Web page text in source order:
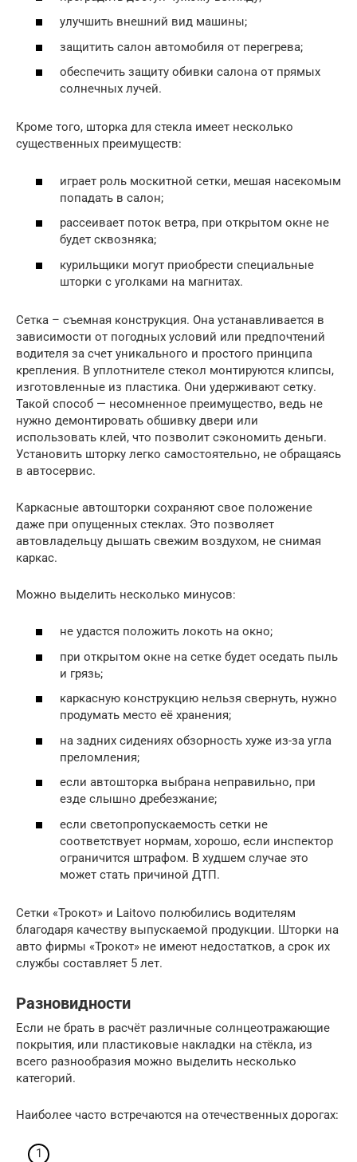
улучшить внешний вид машины;
защитить салон автомобиля от перегрева;
обеспечить защиту обивки салона от прямых
солнечных лучей.
Кроме того, шторка для стекла имеет несколько
существенных преимуществ:
играет роль москитной сетки, мешая насекомым
попадать в салон;
рассеивает поток ветра, при открытом окне не
будет сквозняка;
курильщики могут приобрести специальные
шторки с уголками на магнитах.
Сетка – съемная конструкция. Она устанавливается в
зависимости от погодных условий или предпочтений
водителя за счет уникального и простого принципа
крепления. В уплотнителе стекол монтируются клипсы,
изготовленные из пластика. Они удерживают сетку.
Такой способ — несомненное преимущество, ведь не
нужно демонтировать обшивку двери или
использовать клей, что позволит сэкономить деньги.
Установить шторку легко самостоятельно, не обращаясь
в автосервис.
Каркасные автошторки сохраняют свое положение
даже при опущенных стеклах. Это позволяет
автовладельцу дышать свежим воздухом, не снимая
каркас.
Можно выделить несколько минусов:
не удастся положить локоть на окно;
при открытом окне на сетке будет оседать пыль
и грязь;
каркасную конструкцию нельзя свернуть, нужно
продумать место её хранения;
на задних сидениях обзорность хуже из-за угла
преломления;
если автошторка выбрана неправильно, при
езде слышно дребезжание;
если светопропускаемость сетки не
соответствует нормам, хорошо, если инспектор
ограничится штрафом. В худшем случае это
может стать причиной ДТП.
Сетки «Трокот» и Laitovo полюбились водителям
благодаря качеству выпускаемой продукции. Шторки на
авто фирмы «Трокот» не имеют недостатков, а срок их
службы составляет 5 лет.
Разновидности
Если не брать в расчёт различные солнцеотражающие
покрытия, или пластиковые накладки на стёкла, из
всего разнообразия можно выделить несколько
категорий.
Наиболее часто встречаются на отечественных дорогах: